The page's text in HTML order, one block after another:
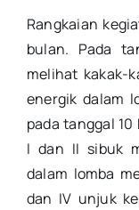
Rangkaian
bulan. Pada
melihat kakak-
energik dalam
pada tanggal
I dan II sibuk
dalam lomba
dan IV unjuk